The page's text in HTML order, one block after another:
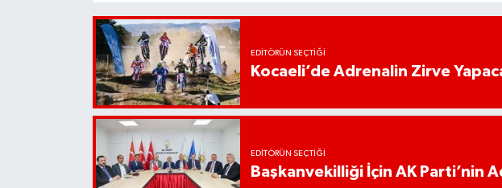
EDITÖRÜN SEÇTIĞI
Kocaeli’de Adrenalin Zirve
EDITÖRÜN SEÇTIĞI
Başkanvekilliği İçin AK Parti’nin